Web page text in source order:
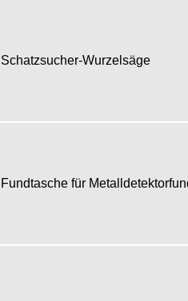
Schatzsucher-Wurzelsäge
Fundtasche für